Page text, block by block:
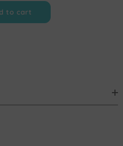
to cart